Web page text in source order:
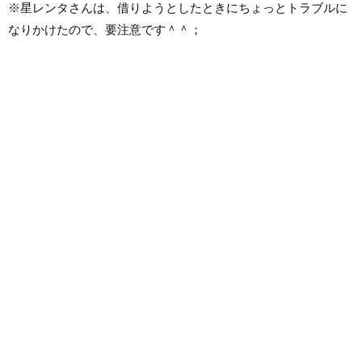
※星レンタさんは、借りようとしたときにちょっとトラブルに
なりかけたので、要注意です＾＾；